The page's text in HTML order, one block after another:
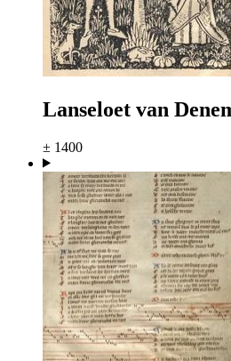
Lanseloet van
± 1400